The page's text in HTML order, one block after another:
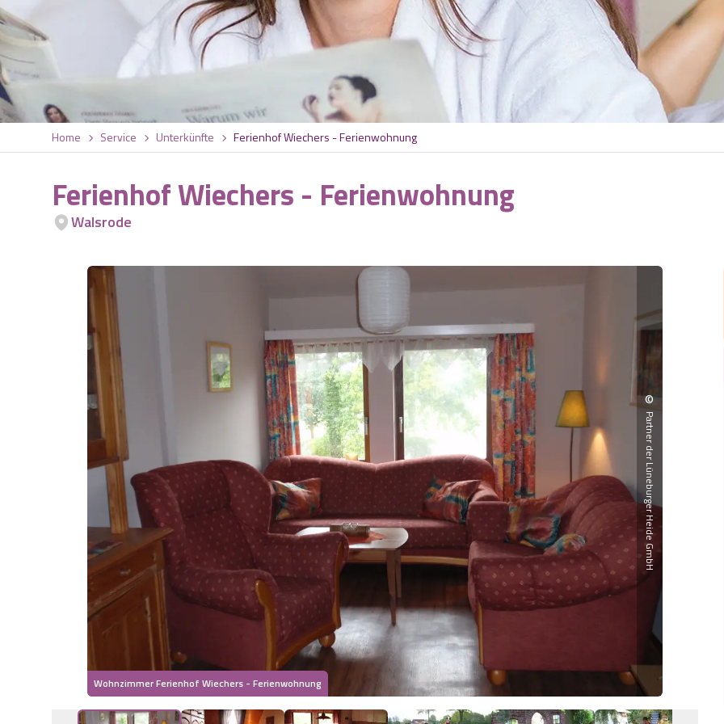
Home Service Unterkünfte Ferienhof Wiechers - Ferienwohnung
Ferienhof Wiechers - Ferienwohnung
Walsrode
Wohnzimmer Ferienhof Wiechers - Ferienwohnung
©
Partner der Lüneburger Heide GmbH